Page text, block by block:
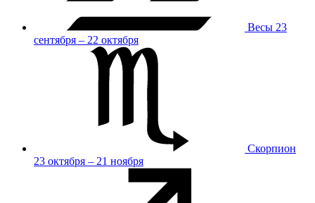
Весы 23
сентября – 22 октября
Скорпион
23 октября – 21 ноября